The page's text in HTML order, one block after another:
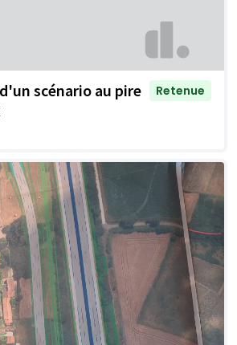
scénario au pire
Retenue